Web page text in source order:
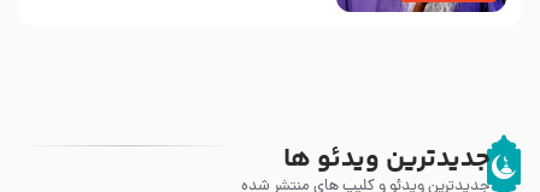
جدیدترین ویدئو ها
جدیدترین ویدئو و کلیپ های منتشر شده